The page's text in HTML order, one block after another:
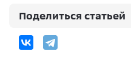
Поделиться статьей